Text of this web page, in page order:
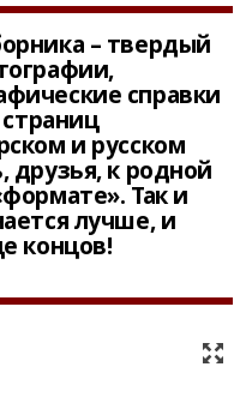
– твердый
справки
и русском
друзья, к родной
Так и
лучше, и
концов!